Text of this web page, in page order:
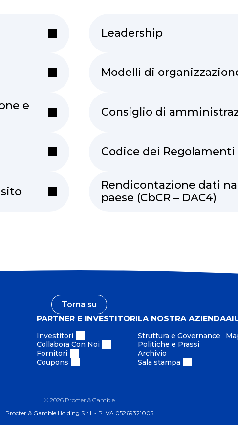
Leadership
Modelli di
e
Consiglio di
Codice dei Regolamenti
Rendicontazione dati
paese (CbCR – DAC4)
Torna su
PARTNER E INVESTITORI
Investitori
Collabora Con Noi
Fornitori
Coupons
LA NOSTRA AZIENDA
Struttura e Governance
Politiche e Prassi
Archivio
Sala stampa
© 2026Procter & Gamble
Procter & Gamble Holding S.r.l. - P.IVA 05269321005